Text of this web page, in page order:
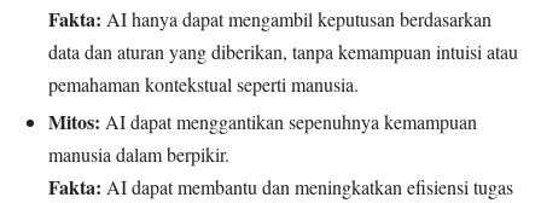
Fakta: AI hanya dapat mengambil keputusan berdasarkan
data dan aturan yang diberikan, tanpa kemampuan intuisi atau
pemahaman kontekstual seperti manusia.
Mitos: AI dapat menggantikan sepenuhnya kemampuan
manusia dalam berpikir.
Fakta: AI dapat membantu dan meningkatkan efisiensi tugas